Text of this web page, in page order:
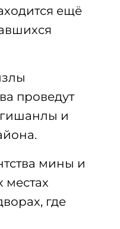
ещё
проведут
и
мины и
местах
где